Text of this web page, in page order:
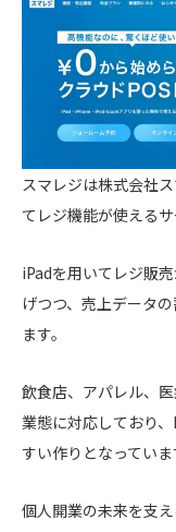
スマレジは株式会社
てレジ機能が使えるサ
iPadを用いてレジ販
げつつ、売上データ
ます。
飲食店、アパレル、
業態に対応しており
すい作りとなっていま
個人開業の未来を支え